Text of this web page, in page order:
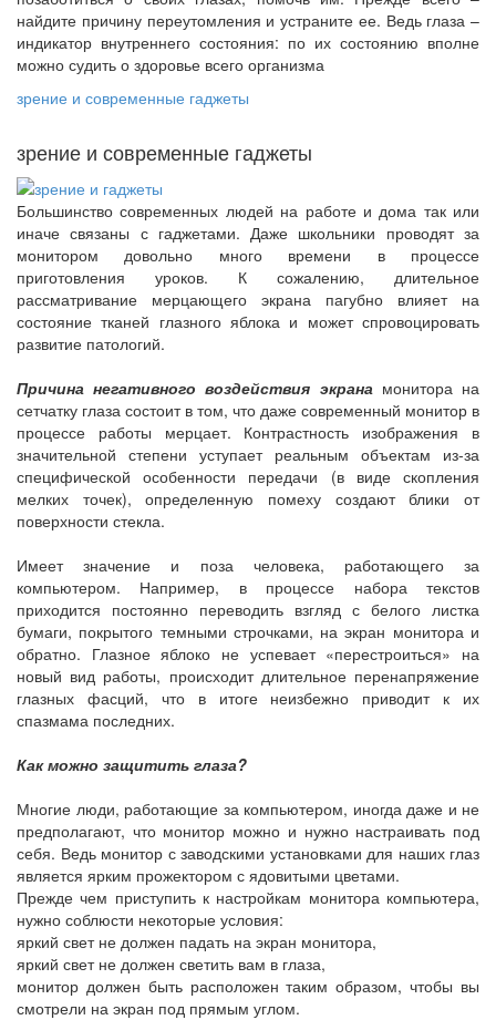
найдите причину переутомления и устраните ее. Ведь глаза –
индикатор внутреннего состояния: по их состоянию вполне
можно судить о здоровье всего организма
зрение и современные гаджеты
зрение и современные гаджеты
Большинство современных людей на работе и дома так или
иначе связаны с гаджетами. Даже школьники проводят за
монитором довольно много времени в процессе
приготовления уроков. К сожалению, длительное
рассматривание мерцающего экрана пагубно влияет на
состояние тканей глазного яблока и может спровоцировать
развитие патологий.
Причина негативного воздействия экрана монитора на
сетчатку глаза состоит в том, что даже современный монитор в
процессе работы мерцает. Контрастность изображения в
значительной степени уступает реальным объектам из-за
специфической особенности передачи (в виде скопления
мелких точек), определенную помеху создают блики от
поверхности стекла.
Имеет значение и поза человека, работающего за
компьютером. Например, в процессе набора текстов
приходится постоянно переводить взгляд с белого листка
бумаги, покрытого темными строчками, на экран монитора и
обратно. Глазное яблоко не успевает «перестроиться» на
новый вид работы, происходит длительное перенапряжение
глазных фасций, что в итоге неизбежно приводит к их
спазмама последних.
Как можно защитить глаза?
Многие люди, работающие за компьютером, иногда даже и не
предполагают, что монитор можно и нужно настраивать под
себя. Ведь монитор с заводскими установками для наших глаз
является ярким прожектором с ядовитыми цветами.
Прежде чем приступить к настройкам монитора компьютера,
нужно соблюсти некоторые условия:
яркий свет не должен падать на экран монитора,
яркий свет не должен светить вам в глаза,
монитор должен быть расположен таким образом, чтобы вы
смотрели на экран под прямым углом.